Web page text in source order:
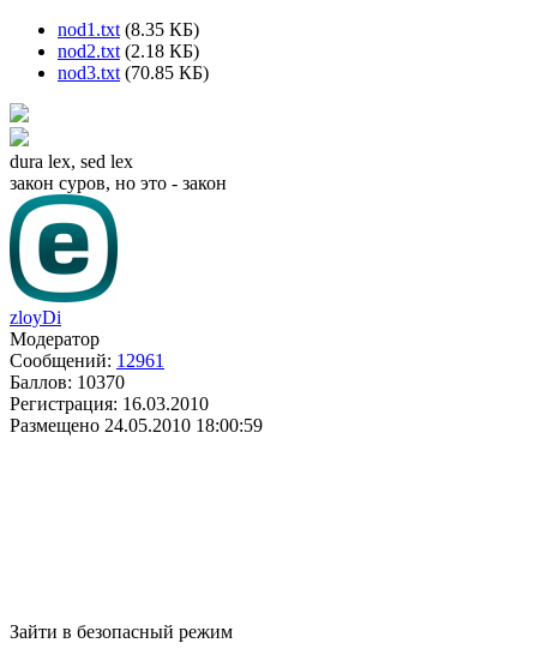
nod1.txt (8.35 КБ)
nod2.txt (2.18 КБ)
nod3.txt (70.85 КБ)
dura lex, sed lex
закон суров, но это - закон
zloyDi
Модератор
Сообщений: 12961
Баллов: 10370
Регистрация: 16.03.2010
Размещено 24.05.2010 18:00:59
Зайти в безопасный режим